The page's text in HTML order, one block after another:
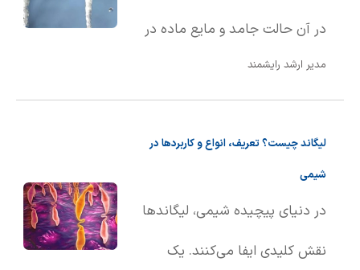
در آن حالت جامد و مایع ماده در
تعادل با یکدیگر قرار دارند. به بیان
ماده از حالت جامد به حالت مایع
مدیر ارشد رایشمند
لیگاند چیست؟ تعریف، انواع و کاربردها در
شیمی
در دنیای پیچیده شیمی، لیگاندها
نقش کلیدی ایفا می‌کنند. یک